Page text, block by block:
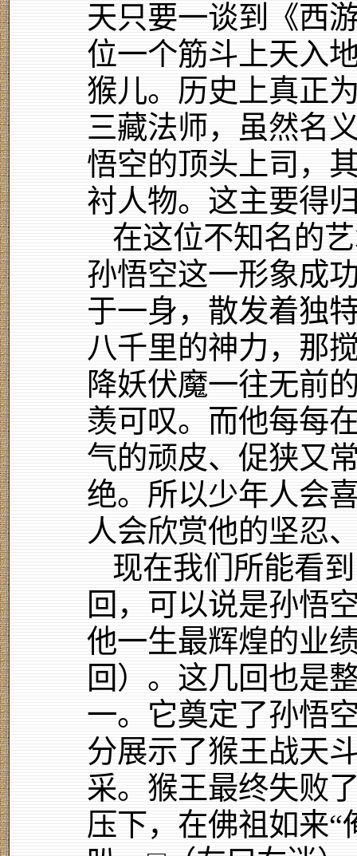
天只要一谈到《西
位一个筋斗上天入
猴儿。历史上真正
三藏法师，虽然名
悟空的顶头上司，
衬人物。这主要得
在这位不知名的
孙悟空这一形象成
于一身，散发着独
八千里的神力，那
降妖伏魔一往无前
羡可叹。而他每每
气的顽皮、促狭又
绝。所以少年人会
人会欣赏他的坚忍
现在我们所能看
回，可以说是孙悟
他一生最辉煌的业
回）。这几回也是
一。它奠定了孙悟
分展示了猴王战天
采。猴王最终失败
压下，在佛祖如来“